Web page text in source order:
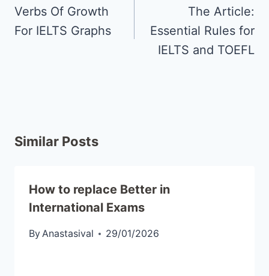
Verbs Of Growth
For IELTS Graphs
The Article:
Essential Rules for
IELTS and TOEFL
Similar Posts
How to replace Better in
International Exams
ByAnastasival 29/01/2026